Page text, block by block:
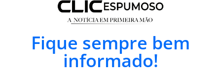
Fique sempre bem
informado!